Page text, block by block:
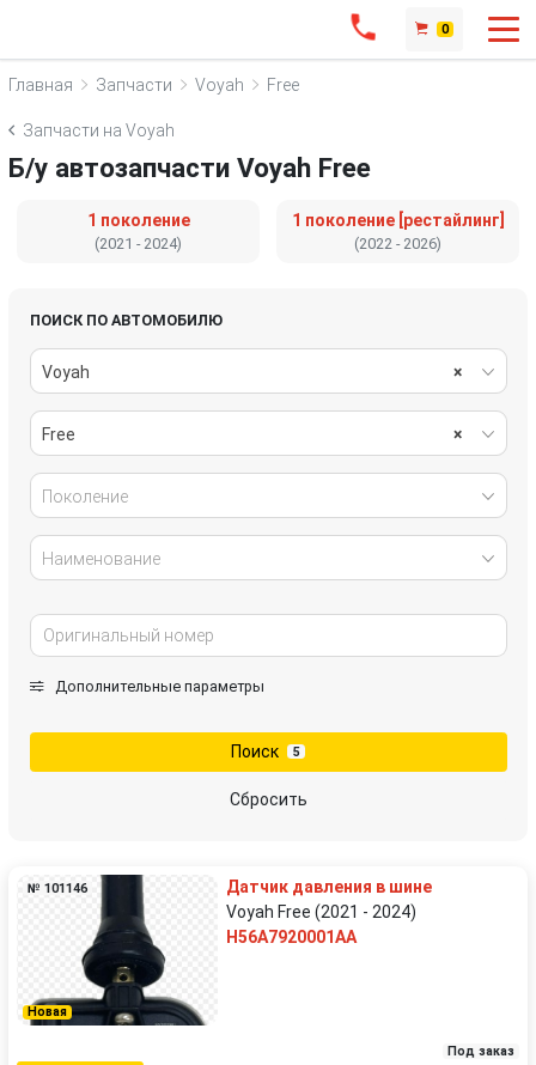
0
Главная Запчасти Voyah Free
Запчасти на Voyah
Б/у автозапчасти Voyah Free
1 поколение
(2021 - 2024)
1 поколение [рестайлинг]
(2022 - 2026)
ПОИСК ПО АВТОМОБИЛЮ
×
Voyah
×
Free
Поколение
Наименование
Дополнительные параметры
Поиск 5
Сбросить
Новая
№ 101146
Датчик давления в шине
Voyah Free (2021 - 2024)
H56A7920001AA
Под заказ